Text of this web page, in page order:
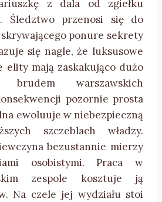
z dala od zgiełku
Śledztwo przenosi się do
ponure sekrety
się nagle, że luksusowe
elity mają zaskakująco dużo
warszawskich
pozornie prosta
ewoluuje w niebezpieczną
szczeblach władzy.
bezustannie mierzy
osobistymi. Praca w
zespole kosztuje ją
Na czele jej wydziału stoi